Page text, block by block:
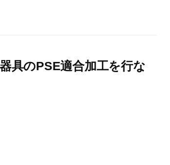
具のPSE適合加工を行な